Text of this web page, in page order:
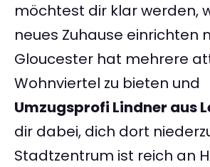
möchtest dir klar werden,
neues Zuhause einrichten
Gloucester hat mehrere
Wohnviertel zu bieten und
Umzugsprofi Lindner aus
dir dabei, dich dort
Stadtzentrum ist reich an